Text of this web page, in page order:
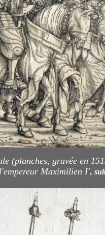
(planches, gravée en
Maximilien I`,